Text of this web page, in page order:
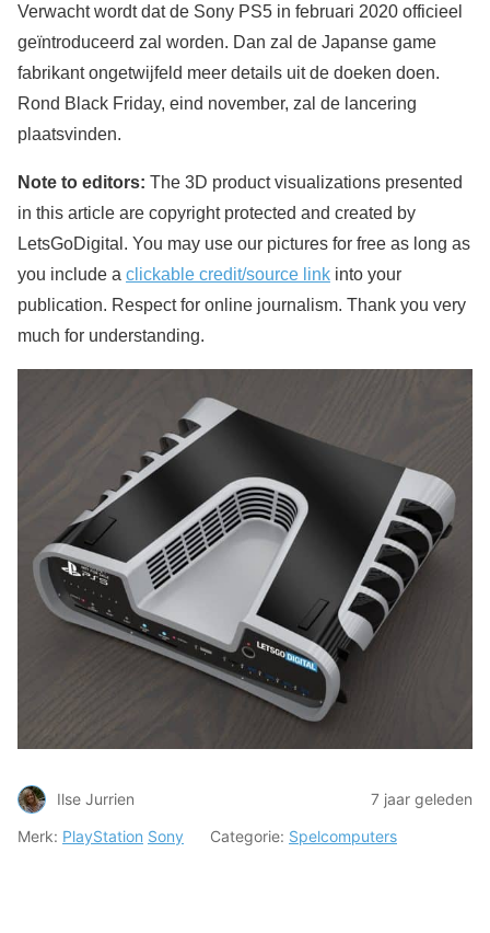
Verwacht wordt dat de Sony PS5 in februari 2020 officieel
geïntroduceerd zal worden. Dan zal de Japanse game
fabrikant ongetwijfeld meer details uit de doeken doen.
Rond Black Friday, eind november, zal de lancering
plaatsvinden.
Note to editors: The 3D product visualizations presented
in this article are copyright protected and created by
LetsGoDigital. You may use our pictures for free as long as
you include a clickable credit/source link into your
publication. Respect for online journalism. Thank you very
much for understanding.
Ilse Jurrien
7 jaar geleden
Merk: PlayStation Sony Categorie: Spelcomputers